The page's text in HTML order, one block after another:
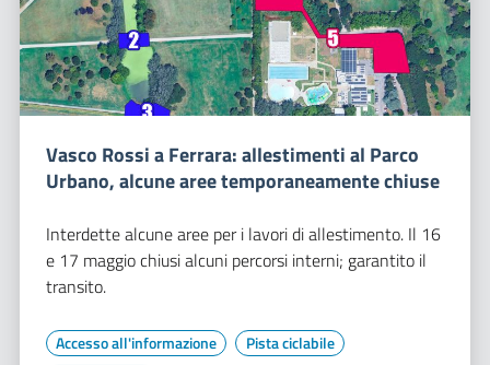
Vasco Rossi a Ferrara: allestimenti al Parco
Urbano, alcune aree temporaneamente chiuse
Interdette alcune aree per i lavori di allestimento. Il 16
e 17 maggio chiusi alcuni percorsi interni; garantito il
transito.
Accesso all'informazione
Pista ciclabile